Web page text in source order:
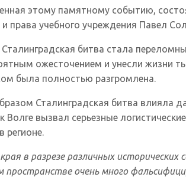
этому памятному событию,
права учебного учреждения Павел
битва стала
ожесточением и унесли жизни
была полностью разгромлена.
Сталинградская битва влияла
вызвал серьезные
регионе.
в разрезе различных
пространстве очень много